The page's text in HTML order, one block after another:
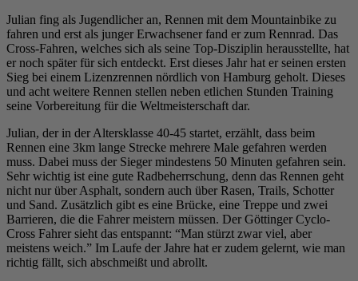
Julian fing als Jugendlicher an, Rennen mit dem Mountainbike zu
fahren und erst als junger Erwachsener fand er zum Rennrad. Das
Cross-Fahren, welches sich als seine Top-Disziplin herausstellte, hat
er noch später für sich entdeckt. Erst dieses Jahr hat er seinen ersten
Sieg bei einem Lizenzrennen nördlich von Hamburg geholt. Dieses
und acht weitere Rennen stellen neben etlichen Stunden Training
seine Vorbereitung für die Weltmeisterschaft dar.
Julian, der in der Altersklasse 40-45 startet, erzählt, dass beim
Rennen eine 3km lange Strecke mehrere Male gefahren werden
muss. Dabei muss der Sieger mindestens 50 Minuten gefahren sein.
Sehr wichtig ist eine gute Radbeherrschung, denn das Rennen geht
nicht nur über Asphalt, sondern auch über Rasen, Trails, Schotter
und Sand. Zusätzlich gibt es eine Brücke, eine Treppe und zwei
Barrieren, die die Fahrer meistern müssen. Der Göttinger Cyclo-
Cross Fahrer sieht das entspannt: “Man stürzt zwar viel, aber
meistens weich.” Im Laufe der Jahre hat er zudem gelernt, wie man
richtig fällt, sich abschmeißt und abrollt.